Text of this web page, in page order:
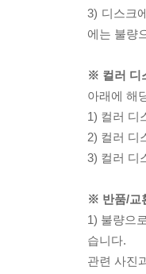
3) 디스크
에는 불량
※ 컬러 디
아래에 해
1) 컬러 디
2) 컬러 디
3) 컬러 디
※ 반품/교
1) 불량으
습니다.
관련 사진